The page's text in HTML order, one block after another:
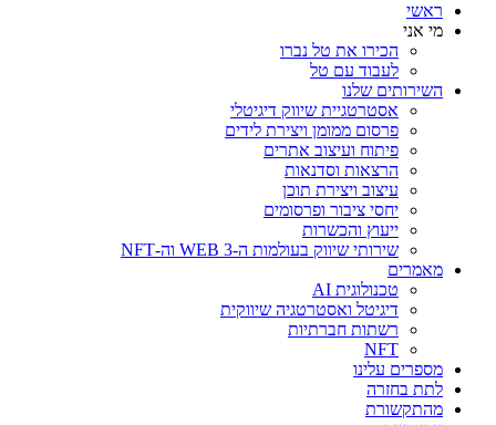
ראשי
מי אני
הכירו את טל נברו
לעבוד עם טל
השירותים שלנו
אסטרטגיית שיווק דיגיטלי
פרסום ממומן ויצירת לידים
פיתוח ועיצוב אתרים
הרצאות וסדנאות
עיצוב ויצירת תוכן
יחסי ציבור ופרסומים
ייעוץ והכשרות
שירותי שיווק בעולמות ה-WEB 3 וה-NFT
מאמרים
טכנולוגית AI
דיגיטל ואסטרטגיה שיווקית
רשתות חברתיות
NFT
מספרים עלינו
לתת בחזרה
מהתקשורת